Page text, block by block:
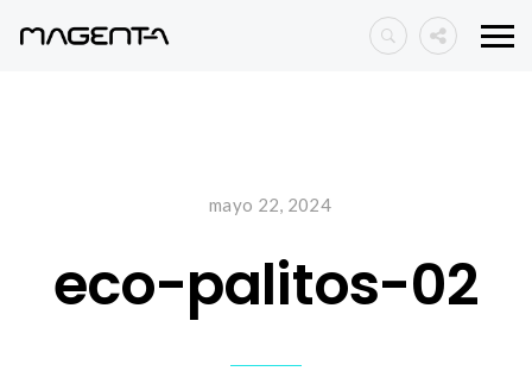
mayo 22, 2024
eco-palitos-02